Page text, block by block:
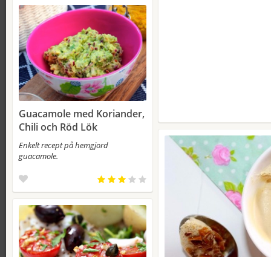
Guacamole med Koriander,
Chili och Röd Lök
Enkelt recept på hemgjord
guacamole.